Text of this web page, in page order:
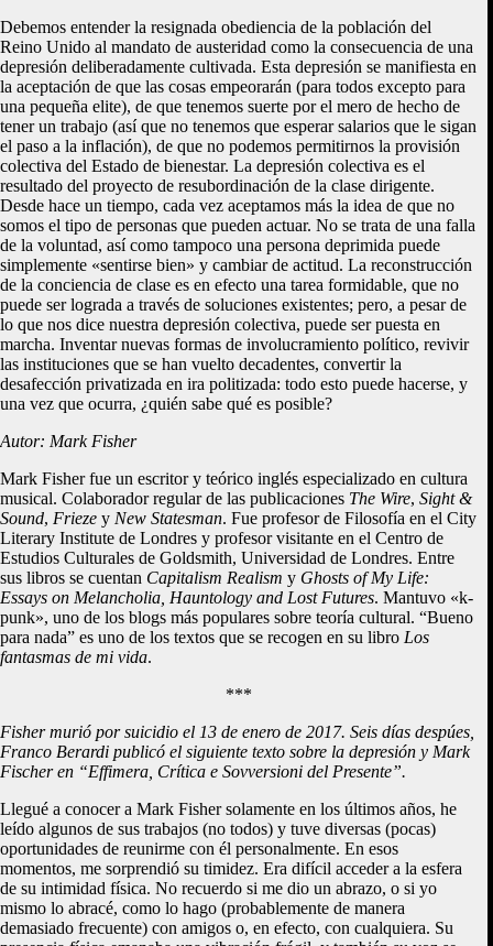
Debemos entender la resignada obediencia de la población del
Reino Unido al mandato de austeridad como la consecuencia de una
depresión deliberadamente cultivada. Esta depresión se manifiesta en
la aceptación de que las cosas empeorarán (para todos excepto para
una pequeña elite), de que tenemos suerte por el mero de hecho de
tener un trabajo (así que no tenemos que esperar salarios que le sigan
el paso a la inflación), de que no podemos permitirnos la provisión
colectiva del Estado de bienestar. La depresión colectiva es el
resultado del proyecto de resubordinación de la clase dirigente.
Desde hace un tiempo, cada vez aceptamos más la idea de que no
somos el tipo de personas que pueden actuar. No se trata de una falla
de la voluntad, así como tampoco una persona deprimida puede
simplemente «sentirse bien» y cambiar de actitud. La reconstrucción
de la conciencia de clase es en efecto una tarea formidable, que no
puede ser lograda a través de soluciones existentes; pero, a pesar de
lo que nos dice nuestra depresión colectiva, puede ser puesta en
marcha. Inventar nuevas formas de involucramiento político, revivir
las instituciones que se han vuelto decadentes, convertir la
desafección privatizada en ira politizada: todo esto puede hacerse, y
una vez que ocurra, ¿quién sabe qué es posible?
Autor: Mark Fisher
Mark Fisher fue un escritor y teórico inglés especializado en cultura
musical. Colaborador regular de las publicaciones The Wire, Sight &
Sound, Frieze y New Statesman. Fue profesor de Filosofía en el City
Literary Institute de Londres y profesor visitante en el Centro de
Estudios Culturales de Goldsmith, Universidad de Londres. Entre
sus libros se cuentan Capitalism Realism y Ghosts of My Life:
Essays on Melancholia, Hauntology and Lost Futures. Mantuvo «k-
punk», uno de los blogs más populares sobre teoría cultural. “Bueno
para nada” es uno de los textos que se recogen en su libro Los
fantasmas de mi vida.
***
Fisher murió por suicidio el 13 de enero de 2017. Seis días despúes,
Franco Berardi publicó el siguiente texto sobre la depresión y Mark
Fischer en “Effimera, Crítica e Sovversioni del Presente”.
Llegué a conocer a Mark Fisher solamente en los últimos años, he
leído algunos de sus trabajos (no todos) y tuve diversas (pocas)
oportunidades de reunirme con él personalmente. En esos
momentos, me sorprendió su timidez. Era difícil acceder a la esfera
de su intimidad física. No recuerdo si me dio un abrazo, o si yo
mismo lo abracé, como lo hago (probablemente de manera
demasiado frecuente) con amigos o, en efecto, con cualquiera. Su